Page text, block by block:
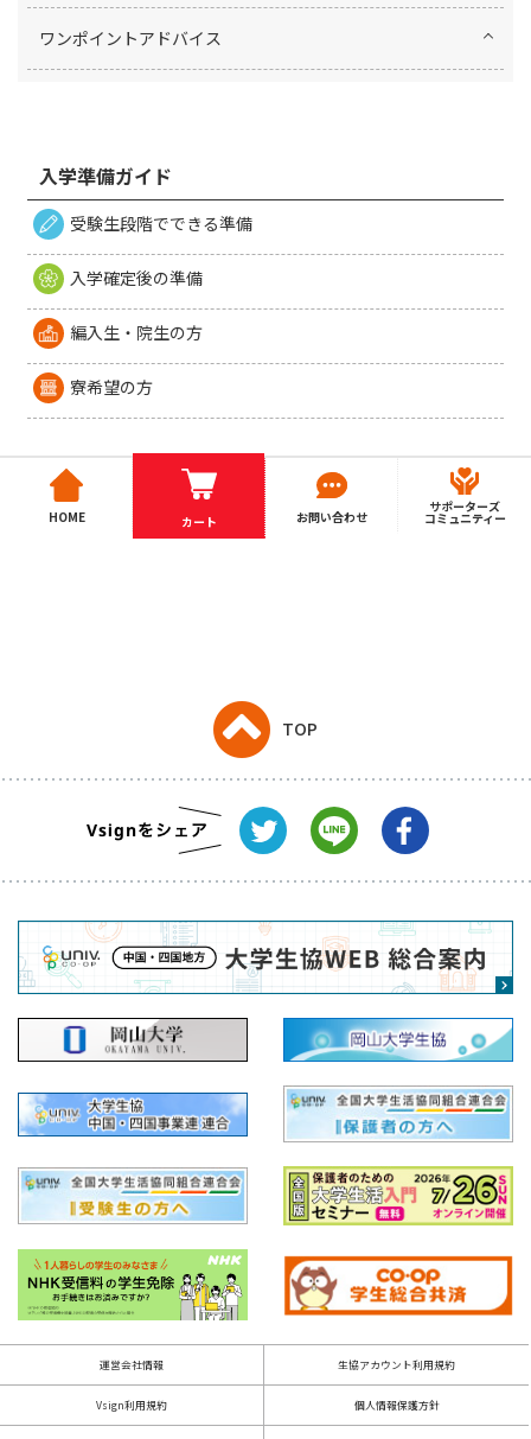
ワンポイントアドバイス
入学準備ガイド
受験生段階でできる準備
入学確定後の準備
編入生・院生の方
寮希望の方
HOME カート お問い合わせ
サポーターズ
コミュニティー
TOP
運営会社情報 生協アカウント利用規約
Vsign利用規約 個人情報保護方針